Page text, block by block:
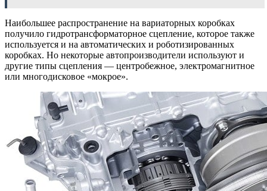
Наибольшее распространение на вариаторных коробках
получило гидротрансформаторное сцепление, которое также
используется и на автоматических и роботизированных
коробках. Но некоторые автопроизводители используют и
другие типы сцепления — центробежное, электромагнитное
или многодисковое «мокрое».